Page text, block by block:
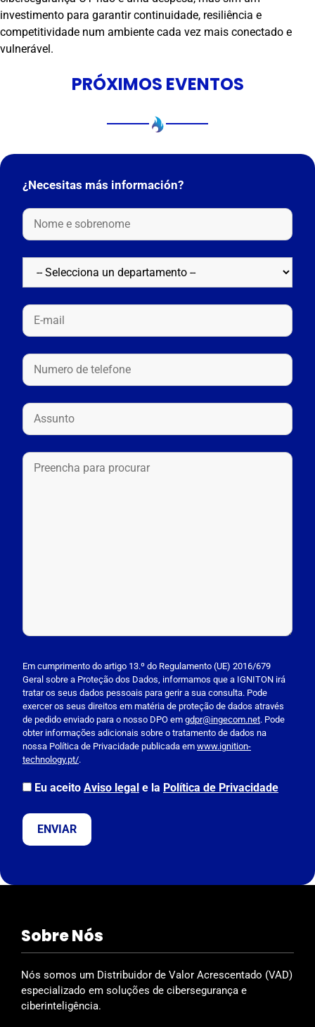
investimento para garantir continuidade, resiliência e
competitividade num ambiente cada vez mais conectado e
vulnerável.
PRÓXIMOS EVENTOS
¿Necesitas más información?
l
e
a
s
e
l
e
a
e
s
e
l
d
e
m
Em cumprimento do artigo 13.º do Regulamento (UE) 2016/679
Geral sobre a Proteção dos Dados, informamos que a IGNITON irá
tratar os seus dados pessoais para gerir a sua consulta. Pode
exercer os seus direitos em matéria de proteção de dados através
de pedido enviado para o nosso DPO em gdpr@ingecom.net. Pode
obter informações adicionais sobre o tratamento de dados na
nossa Política de Privacidade publicada em www.ignition-
technology.pt/.
Eu aceito Aviso legal e la Política de Privacidade
Sobre Nós
Nós somos um Distribuidor de Valor Acrescentado (VAD)
especializado em soluções de cibersegurança e
ciberinteligência.